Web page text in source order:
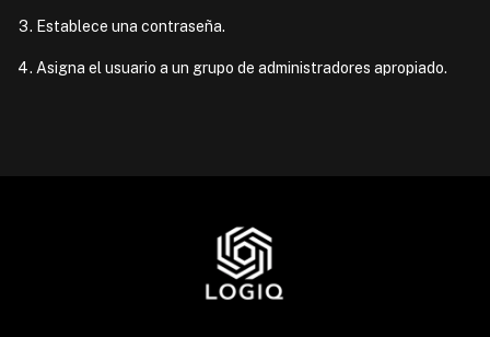
Establece una contraseña.
Asigna el usuario a un grupo de administradores apropiado.